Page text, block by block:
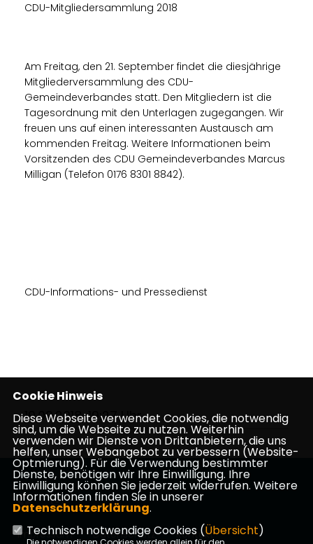
CDU-Mitgliedersammlung 2018
Am Freitag, den 21. September findet die diesjährige
Mitgliederversammlung des CDU-
Gemeindeverbandes statt. Den Mitgliedern ist die
Tagesordnung mit den Unterlagen zugegangen. Wir
freuen uns auf einen interessanten Austausch am
kommenden Freitag. Weitere Informationen beim
Vorsitzenden des CDU Gemeindeverbandes Marcus
Milligan (Telefon 0176 8301 8842).
CDU-Informations- und Pressedienst
19.09.2018, 19:27 Uhr
Impressum Datenschutz Kontakt
Cookie Hinweis
Diese Webseite verwendet Cookies, die notwendig
sind, um die Webseite zu nutzen. Weiterhin
verwenden wir Dienste von Drittanbietern, die uns
helfen, unser Webangebot zu verbessern (Website-
Optmierung). Für die Verwendung bestimmter
Dienste, benötigen wir Ihre Einwilligung. Ihre
Einwilligung können Sie jederzeit widerrufen. Weitere
Informationen finden Sie in unserer
Datenschutzerklärung.
Technisch notwendige Cookies (Übersicht)